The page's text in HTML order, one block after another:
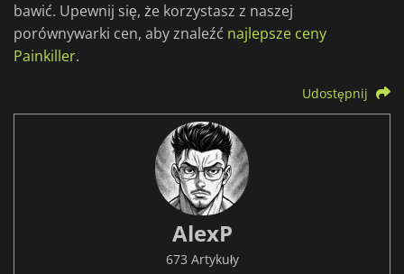
bawić. Upewnij się, że korzystasz z naszej
porównywarki cen, aby znaleźć najlepsze ceny
Painkiller.
Udostępnij
AlexP
673 Artykuły